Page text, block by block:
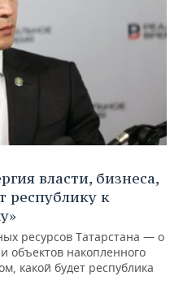
власти, бизнеса,
республику к
ресурсов Татарстана — о
объектов накопленного
какой будет республика